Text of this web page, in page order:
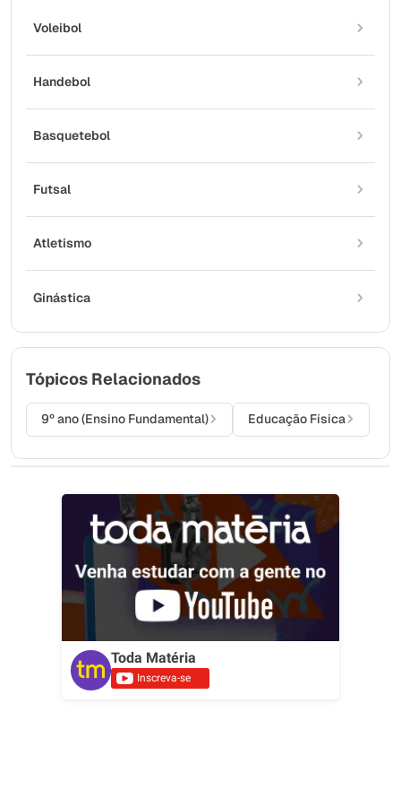
Voleibol
Handebol
Basquetebol
Futsal
Atletismo
Ginástica
Tópicos Relacionados
9º ano (Ensino Fundamental) Educação Física
Toda Matéria
Inscreva-se